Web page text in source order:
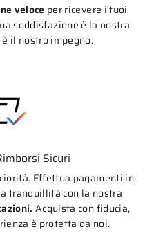
veloce per ricevere i tuoi
soddisfazione è la nostra
il nostro impegno.
Sicuri
Effettua pagamenti in
tranquillità con la nostra
Acquista con fiducia,
è protetta da noi.